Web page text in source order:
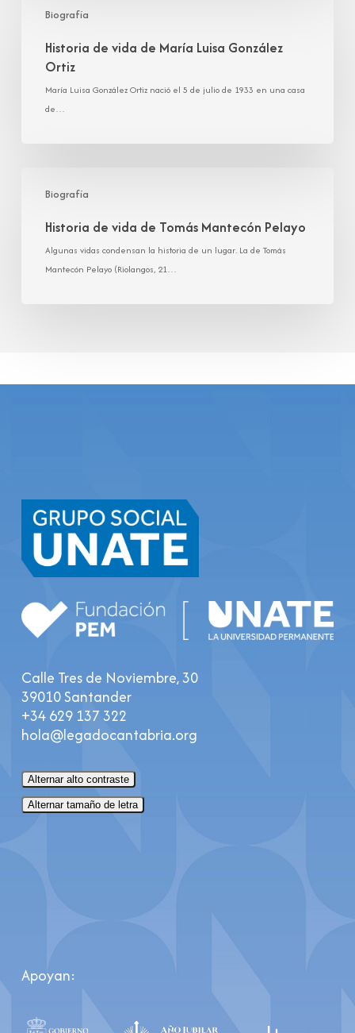
Biografía
María
Luisa
González
Historia de vida de María Luisa González
Ortiz
María Luisa González Ortiz nació el 5 de julio de 1933 en una casa
de…
Biografía
Tomás
Mantecón
Historia de vida de Tomás Mantecón Pelayo
Algunas vidas condensan la historia de un lugar. La de Tomás
Mantecón Pelayo (Riolangos, 21…
Calle Tres de Noviembre, 30
39010 Santander
+34 629 137 322
hola@legadocantabria.org
Alternar alto contraste
Alternar tamaño de letra
Apoyan: